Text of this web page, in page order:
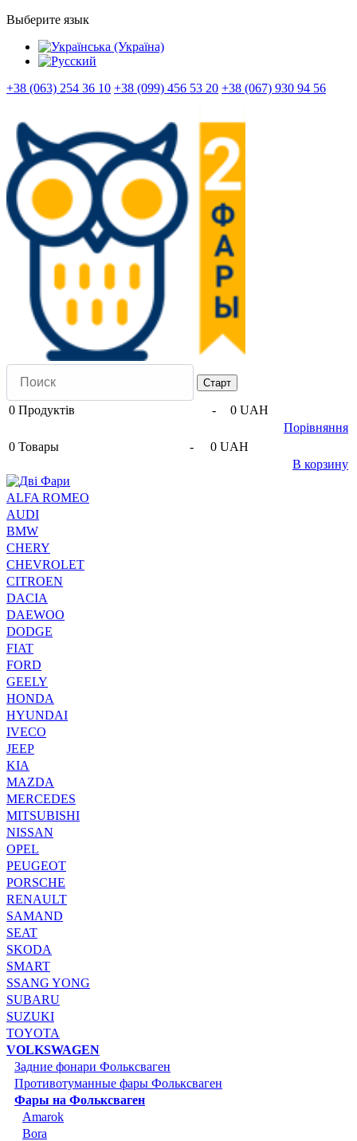
Выберите язык
+38 (063) 254 36 10 +38 (099) 456 53 20 +38 (067) 930 94 56
0 Продуктів -
0 UAH
Порівняння
0 Товары -
0 UAH
В корзину
ALFA ROMEO
AUDI
BMW
CHERY
CHEVROLET
CITROEN
DACIA
DAEWOO
DODGE
FIAT
FORD
GEELY
HONDA
HYUNDAI
IVECO
JEEP
KIA
MAZDA
MERCEDES
MITSUBISHI
NISSAN
OPEL
PEUGEOT
PORSCHE
RENAULT
SAMAND
SEAT
SKODA
SMART
SSANG YONG
SUBARU
SUZUKI
TOYOTA
VOLKSWAGEN
Задние фонари Фольксваген
Противотуманные фары Фольксваген
Фары на Фольксваген
Amarok
Bora